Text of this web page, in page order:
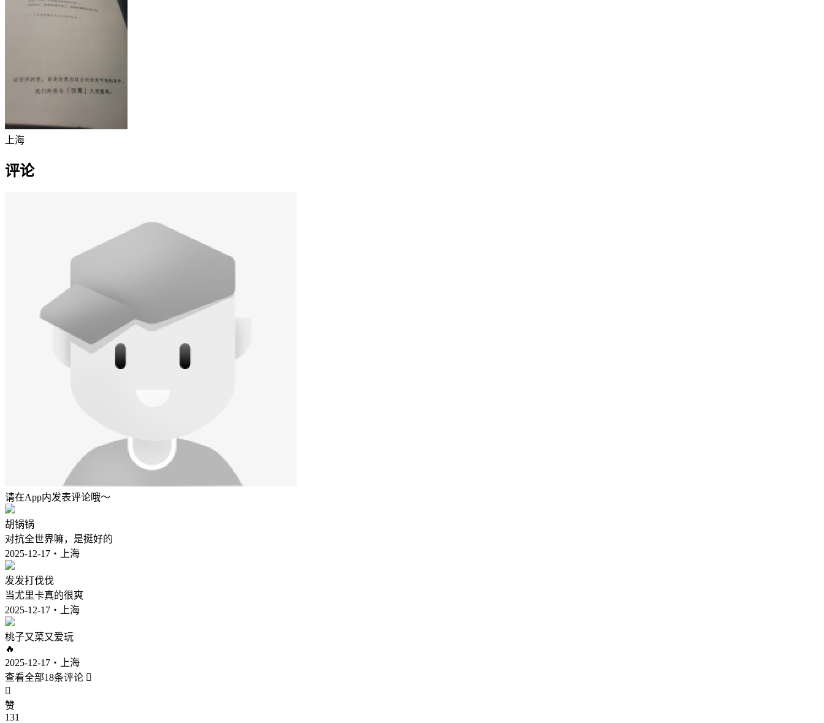
上海
评论
请在App内发表评论哦～
胡锅锅
对抗全世界嘛，是挺好的
2025-12-17・上海
发发打伐伐
当尤里卡真的很爽
2025-12-17・上海
桃子又菜又爱玩
🔥
2025-12-17・上海
查看全部18条评论 

赞
131